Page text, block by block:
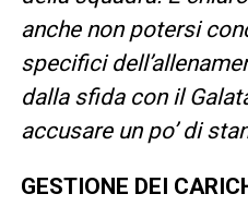
anche non potersi
specifici
dalla sfida con il
accusare un po’ di
GESTIONE DEI